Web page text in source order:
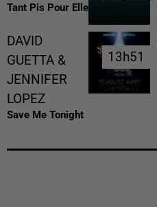
Tant Pis Pour Elle
DAVID
GUETTA &
JENNIFER
LOPEZ
Save Me Tonight
13h51
13h51